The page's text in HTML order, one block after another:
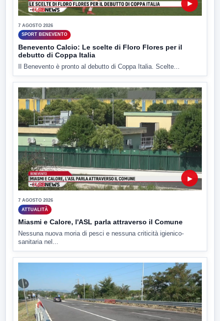
▶
7 AGOSTO 2026
SPORT BENEVENTO
Benevento Calcio: Le scelte di Floro Flores per il
debutto di Coppa Italia
Il Benevento è pronto al debutto di Coppa Italia. Scelte...
▶
7 AGOSTO 2026
ATTUALITÀ
Miasmi e Calore, l'ASL parla attraverso il Comune
Nessuna nuova moria di pesci e nessuna criticità igienico-
sanitaria nel...